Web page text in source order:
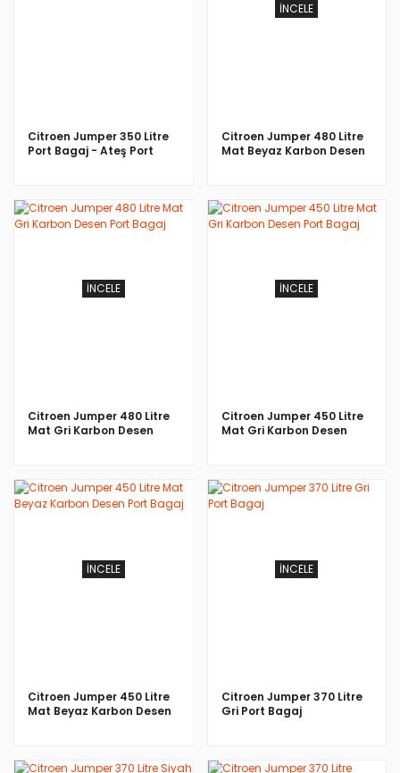
Citroen Jumper 350 Litre
Port Bagaj - Ateş Port
İNCELE
Citroen Jumper 480 Litre
Mat Beyaz Karbon Desen
İNCELE
Citroen Jumper 480 Litre
Mat Gri Karbon Desen
İNCELE
Citroen Jumper 450 Litre
Mat Gri Karbon Desen
İNCELE
Citroen Jumper 450 Litre
Mat Beyaz Karbon Desen
İNCELE
Citroen Jumper 370 Litre
Gri Port Bagaj